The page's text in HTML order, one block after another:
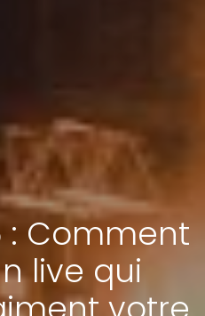
: Comment
live qui